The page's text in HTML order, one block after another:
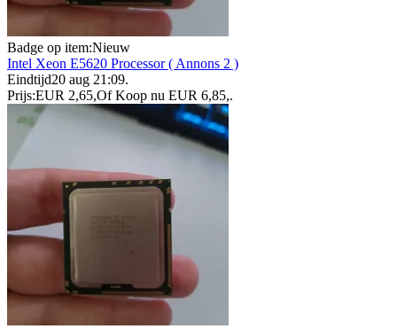
Badge op item:Nieuw
Intel Xeon E5620 Processor ( Annons 2 )
Eindtijd20 aug 21:09.
Prijs:EUR 2,65,Of Koop nu EUR 6,85,.